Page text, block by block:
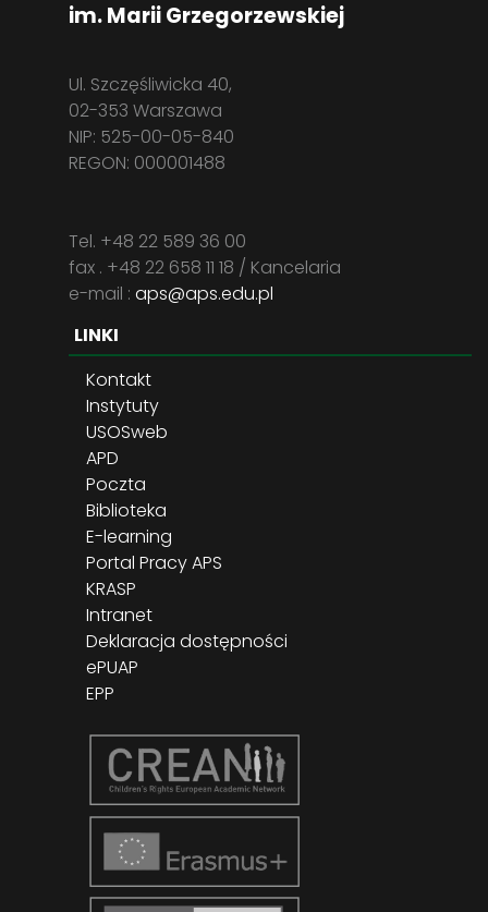
im. Marii Grzegorzewskiej
Ul. Szczęśliwicka 40,
02-353 Warszawa
NIP: 525-00-05-840
REGON: 000001488
Tel. +48 22 589 36 00
fax . +48 22 658 11 18 / Kancelaria
e-mail : aps@aps.edu.pl
LINKI
Kontakt
Instytuty
USOSweb
APD
Poczta
Biblioteka
E-learning
Portal Pracy APS
KRASP
Intranet
Deklaracja dostępności
ePUAP
EPP